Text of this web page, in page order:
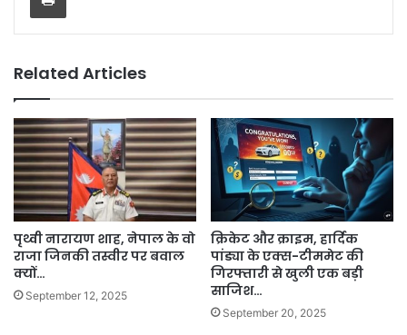
Related Articles
पृथ्वी नारायण शाह, नेपाल के वो
राजा जिनकी तस्वीर पर बवाल
क्यों…
September 12, 2025
क्रिकेट और क्राइम, हार्दिक
पांड्या के एक्स-टीममेट की
गिरफ्तारी से खुली एक बड़ी
साजिश…
September 20, 2025